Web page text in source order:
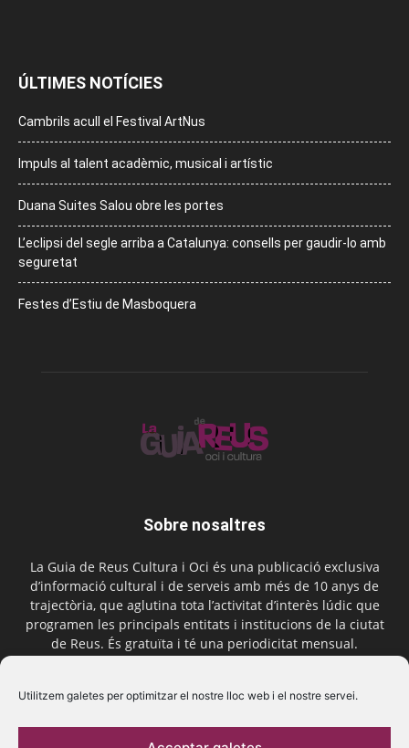
Utilitzem galetes per optimitzar el nostre lloc web i el nostre servei.
ÚLTIMES NOTÍCIES
Cambrils acull el Festival ArtNus
Impuls al talent acadèmic, musical i artístic
Duana Suites Salou obre les portes
L’eclipsi del segle arriba a Catalunya: consells per gaudir-lo amb
seguretat
Festes d’Estiu de Masboquera
Sobre nosaltres
La Guia de Reus Cultura i Oci és una publicació exclusiva
d’informació cultural i de serveis amb més de 10 anys de
trajectòria, que aglutina tota l’activitat d’interès lúdic que
programen les principals entitats i institucions de la ciutat
de Reus. És gratuïta i té una periodicitat mensual.